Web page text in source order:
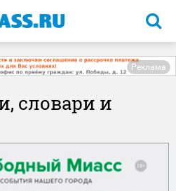
Реклама
словари и